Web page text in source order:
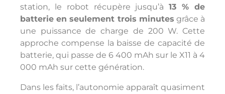
station, le robot récupère jusqu’à13 % de
batterie en seulement trois minutes grâce à
une puissance de charge de 200 W. Cette
approche compense la baisse de capacité de
batterie, qui passe de 6 400 mAh sur le X11 à 4
000 mAh sur cette génération.
Dans les faits, l’autonomie apparaît quasiment